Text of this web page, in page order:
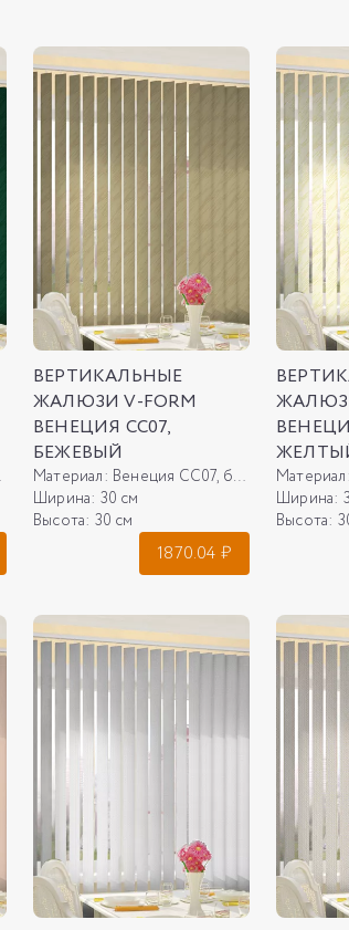
ВЕРТИКАЛЬНЫЕ
ЖАЛЮЗИ V-FORM
ВЕНЕЦИЯ СС07,
БЕЖЕВЫЙ
Материал: Венеция СС07, бежевый
Ширина: 30 см
Высота: 30 см
1870.04 ₽
Материал:
Ширина:
Высота: